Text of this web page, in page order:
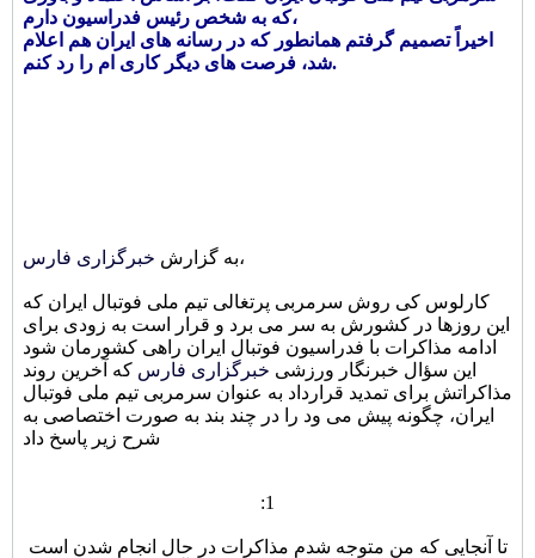
که به شخص رئیس فدراسیون دارم،
اخیراً تصمیم گرفتم همانطور که در رسانه های ایران هم اعلام
شد، فرصت های دیگر کاری ام را رد کنم.
به گزارش خبرگزاری فارس ،
کارلوس کی روش سرمربی پرتغالی تیم ملی فوتبال ایران که
این روزها در کشورش به سر می برد و قرار است به زودی برای
ادامه مذاکرات با فدراسیون فوتبال ایران راهی کشورمان شود
این سؤال خبرنگار ورزشی خبرگزاری فارس که آخرین روند
مذاکراتش برای تمدید قرارداد به عنوان سرمربی تیم ملی فوتبال
ایران، چگونه پیش می ود را در چند بند به صورت اختصاصی به
شرح زیر پاسخ داد
:1
تا آنجایی که من متوجه شدم مذاکرات در حال انجام شدن است